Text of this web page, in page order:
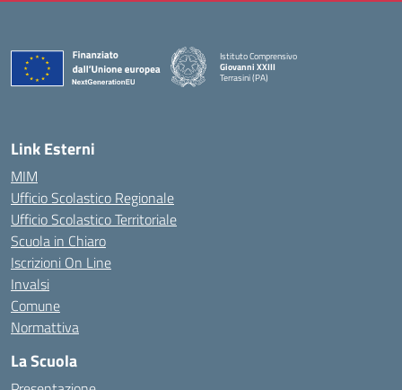
Istituto Comprensivo
Giovanni XXIII
Terrasini (PA)
Link Esterni
MIM
Ufficio Scolastico Regionale
Ufficio Scolastico Territoriale
Scuola in Chiaro
Iscrizioni On Line
Invalsi
Comune
Normattiva
La Scuola